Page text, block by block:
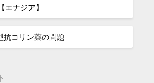
エナジア】
抗コリン薬の問題